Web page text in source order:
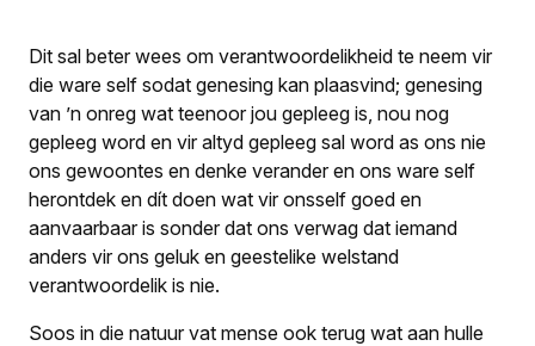
Dit sal beter wees om verantwoordelikheid te neem vir
die ware self sodat genesing kan plaasvind; genesing
van ’n onreg wat teenoor jou gepleeg is, nou nog
gepleeg word en vir altyd gepleeg sal word as ons nie
ons gewoontes en denke verander en ons ware self
herontdek en dít doen wat vir onsself goed en
aanvaarbaar is sonder dat ons verwag dat iemand
anders vir ons geluk en geestelike welstand
verantwoordelik is nie.
Soos in die natuur vat mense ook terug wat aan hulle